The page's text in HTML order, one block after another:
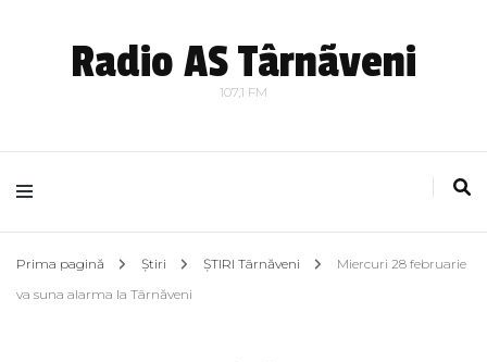
Radio AS Târnãveni
107,1 FM
Prima pagină Știri ȘTIRI Târnăveni
Miercuri 28 februarie
va suna alarma la Târnăveni